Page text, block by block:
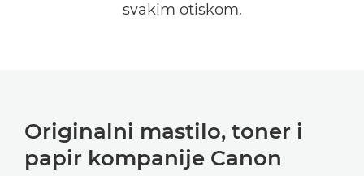
svakim otiskom.
Originalni mastilo, toner i
papir kompanije Canon